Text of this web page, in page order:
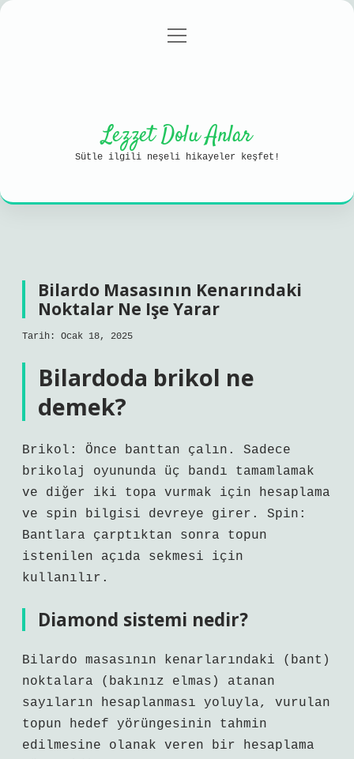
Gizlilik Politikası
menüyü
Lezzet Dolu Anlar
Sütle ilgili neşeli hikayeler keşfet!
Bilardo Masasının Kenarındaki
Noktalar Ne Işe Yarar
Tarih: Ocak 18, 2025
Bilardoda brikol ne
demek?
Brikol: Önce banttan çalın. Sadece
brikolaj oyununda üç bandı tamamlamak
ve diğer iki topa vurmak için hesaplama
ve spin bilgisi devreye girer. Spin:
Bantlara çarptıktan sonra topun
istenilen açıda sekmesi için
kullanılır.
Diamond sistemi nedir?
Bilardo masasının kenarlarındaki (bant)
noktalara (bakınız elmas) atanan
sayıların hesaplanması yoluyla, vurulan
topun hedef yörüngesinin tahmin
edilmesine olanak veren bir hesaplama